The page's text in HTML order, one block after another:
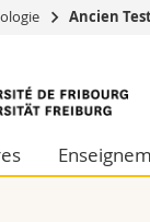
Ancien